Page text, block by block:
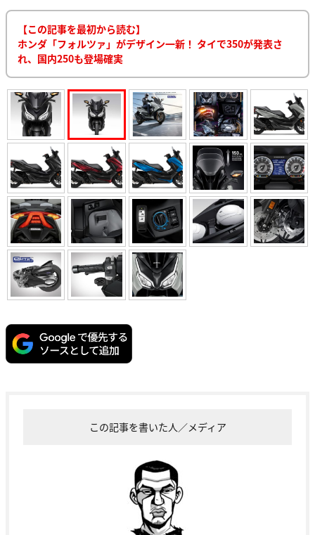
【この記事を最初から読む】
ホンダ「フォルツァ」がデザイン一新！ タイで350が発表さ
れ、国内250も登場確実
この記事を書いた人／メディア